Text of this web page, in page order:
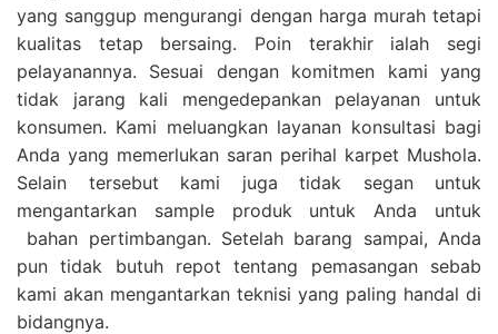
yang sanggup mengurangi dengan harga murah tetapi
kualitas tetap bersaing. Poin terakhir ialah segi
pelayanannya. Sesuai dengan komitmen kami yang
tidak jarang kali mengedepankan pelayanan untuk
konsumen. Kami meluangkan layanan konsultasi bagi
Anda yang memerlukan saran perihal karpet Mushola.
Selain tersebut kami juga tidak segan untuk
mengantarkan sample produk untuk Anda untuk
bahan pertimbangan. Setelah barang sampai, Anda
pun tidak butuh repot tentang pemasangan sebab
kami akan mengantarkan teknisi yang paling handal di
bidangnya.